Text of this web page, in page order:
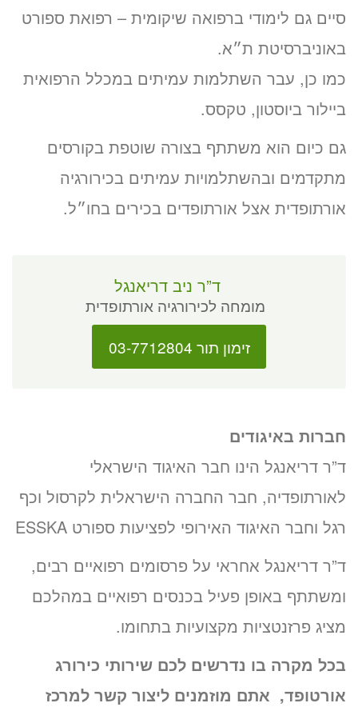
סיים גם לימודי ברפואה שיקומית – רפואת ספורט
באוניברסיטת ת״א.
כמו כן, עבר השתלמות עמיתים במכלל הרפואית
ביילור ביוסטון, טקסס.
גם כיום הוא משתתף בצורה שוטפת בקורסים
מתקדמים ובהשתלמויות עמיתים בכירורגיה
אורתופדית אצל אורתופדים בכירים בחו״ל.
ד”ר ניב דריאנגל
מומחה לכירורגיה אורתופדית
זימון תור 03-7712804
חברות באיגודים
ד”ר דריאנגל הינו חבר האיגוד הישראלי
לאורתופדיה, חבר החברה הישראלית לקרסול וכף
רגל וחבר האיגוד האירופי לפציעות ספורט ESSKA
ד”ר דריאנגל אחראי על פרסומים רפואיים רבים,
ומשתתף באופן פעיל בכנסים רפואיים במהלכם
מציג פרזנטציות מקצועיות בתחומו.
בכל מקרה בו נדרשים לכם שירותי כירורג
אורטופד, אתם מוזמנים ליצור קשר למרכז